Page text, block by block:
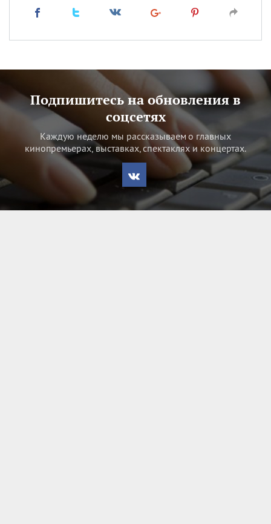
Подпишитесь на обновления в
соцсетях
Каждую неделю мы рассказываем о главных
кинопремьерах, выставках, спектаклях и концертах.